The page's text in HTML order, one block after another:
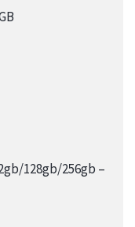
128gb/256gb –